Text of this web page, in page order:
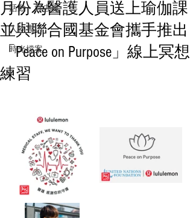
活動・好去處
人物專訪
時光檔案
月份為醫護人員送上瑜伽課
並與聯合國基金會攜手推出
「Peace on Purpose」線上冥想
練習